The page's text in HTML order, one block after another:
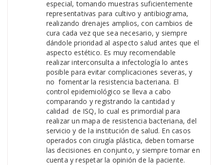
especial, tomando muestras suficientemente
representativas para cultivo y antibiograma,
realizando drenajes amplios, con cambios de
cura cada vez que sea necesario, y siempre
dándole prioridad al aspecto salud antes que el
aspecto estético. Es muy recomendable
realizar interconsulta a infectología lo antes
posible para evitar complicaciones severas, y
no fomentar la resistencia bacteriana. El
control epidemiológico se lleva a cabo
comparando y registrando la cantidad y
calidad de ISQ, lo cual es primordial para
realizar un mapa de resistencia bacteriana, del
servicio y de la institución de salud. En casos
operados con cirugía plástica, deben tomarse
las decisiones en conjunto, y siempre tomar en
cuenta y respetar la opinión de la paciente.